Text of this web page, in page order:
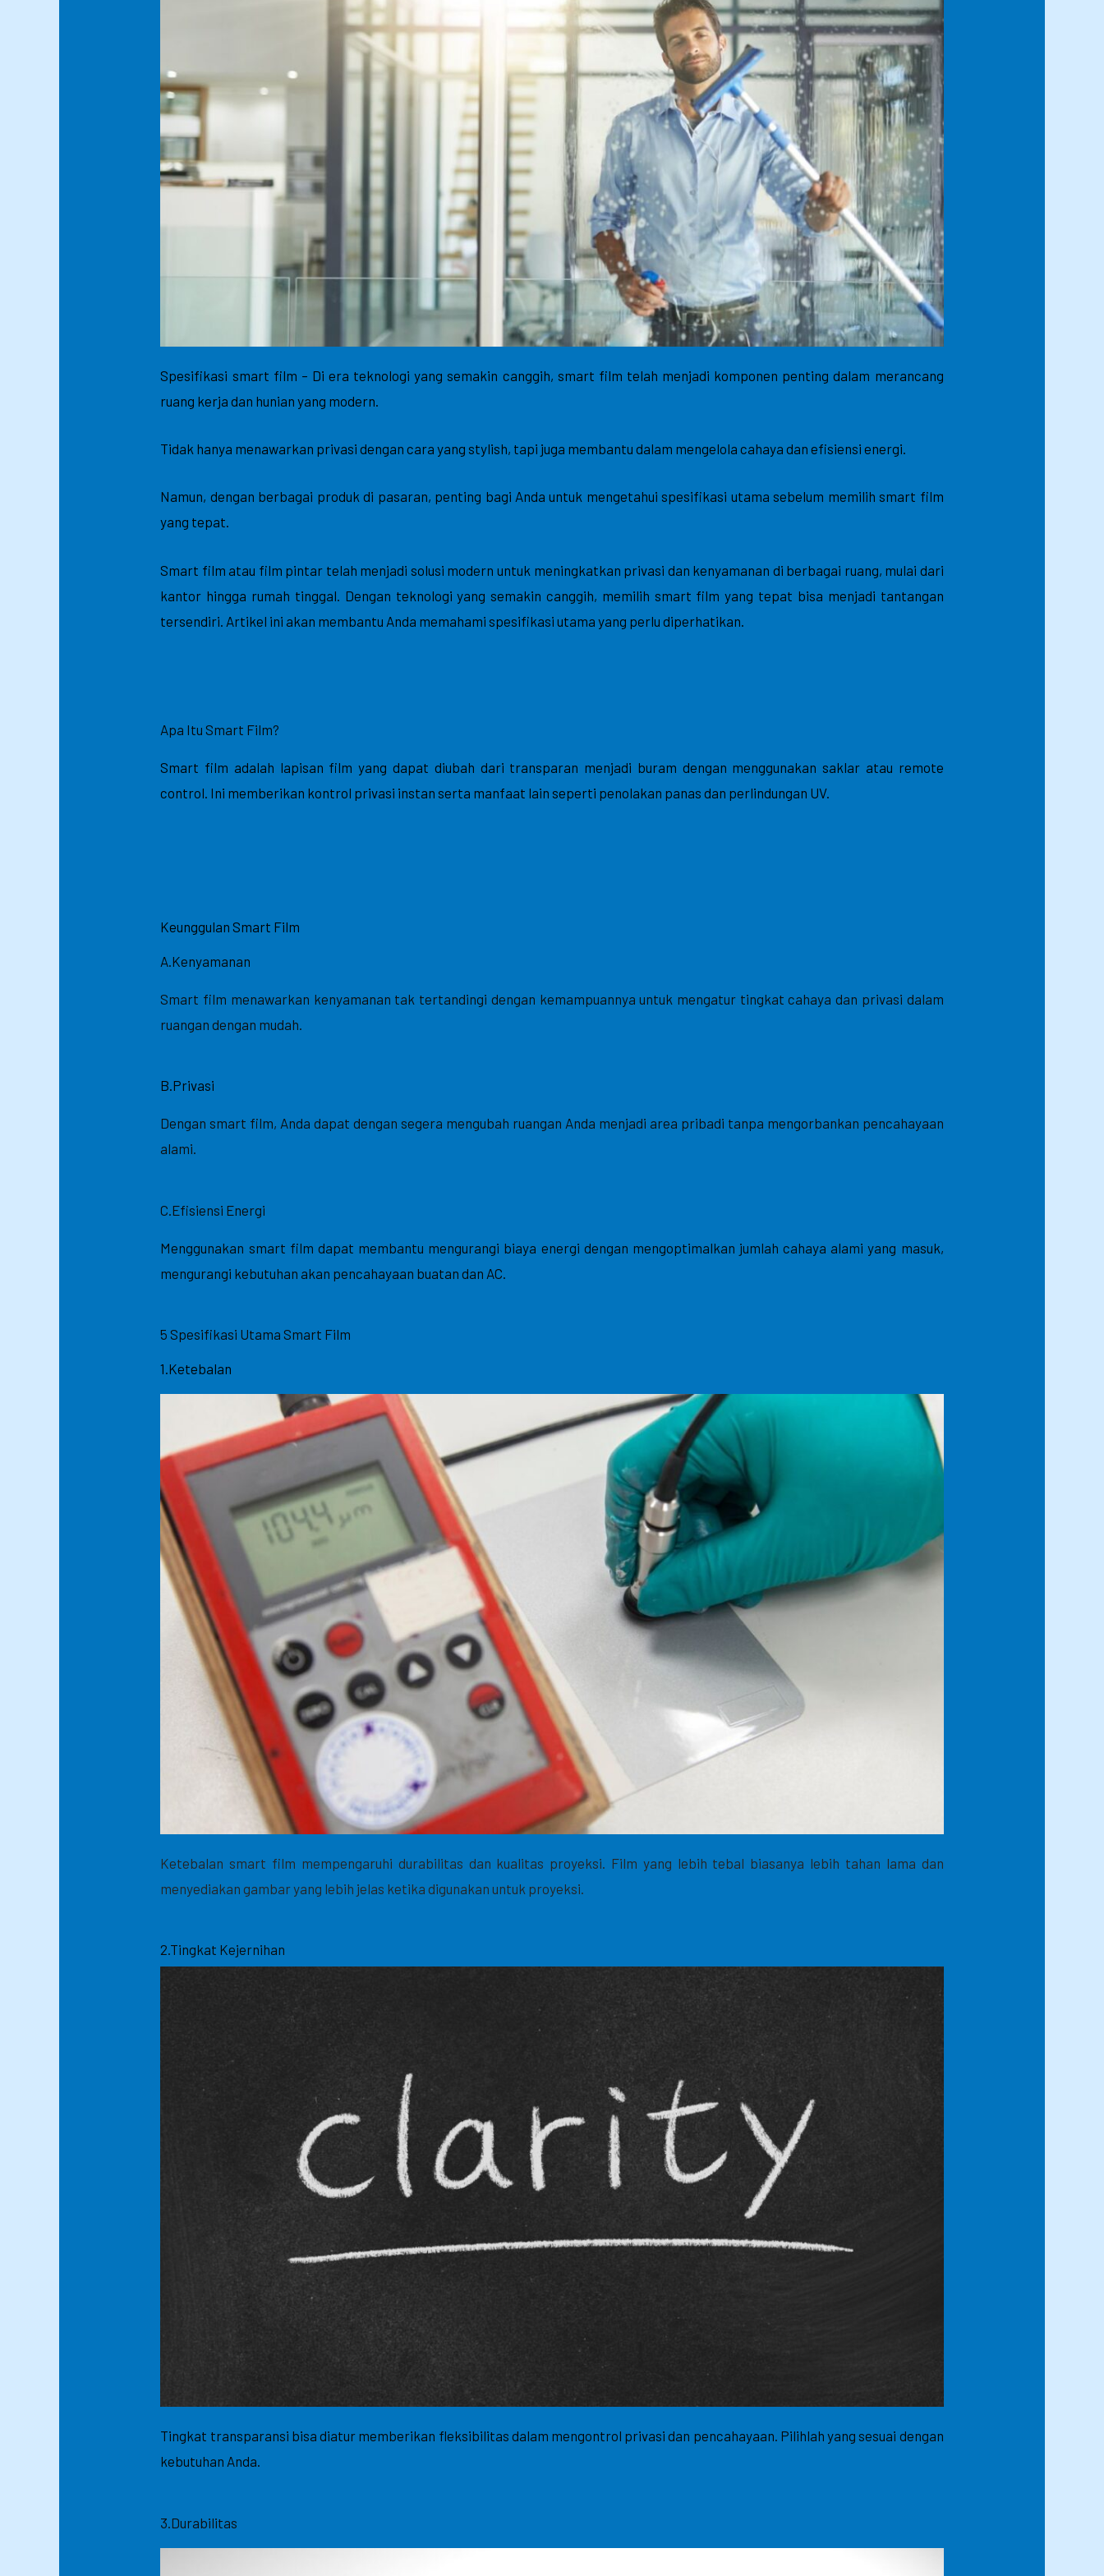
Spesifikasi smart film – Di era teknologi yang semakin canggih, smart film telah menjadi komponen penting dalam merancang
ruang kerja dan hunian yang modern.
Tidak hanya menawarkan privasi dengan cara yang stylish, tapi juga membantu dalam mengelola cahaya dan efisiensi energi.
Namun, dengan berbagai produk di pasaran, penting bagi Anda untuk mengetahui spesifikasi utama sebelum memilih smart film
yang tepat.
Smart film atau film pintar telah menjadi solusi modern untuk meningkatkan privasi dan kenyamanan di berbagai ruang, mulai dari
kantor hingga rumah tinggal. Dengan teknologi yang semakin canggih, memilih smart film yang tepat bisa menjadi tantangan
tersendiri. Artikel ini akan membantu Anda memahami spesifikasi utama yang perlu diperhatikan.
Apa Itu Smart Film?
Smart film adalah lapisan film yang dapat diubah dari transparan menjadi buram dengan menggunakan saklar atau remote
control. Ini memberikan kontrol privasi instan serta manfaat lain seperti penolakan panas dan perlindungan UV.
Keunggulan Smart Film
A.Kenyamanan
Smart film menawarkan kenyamanan tak tertandingi dengan kemampuannya untuk mengatur tingkat cahaya dan privasi dalam
ruangan dengan mudah.
B.Privasi
Dengan smart film, Anda dapat dengan segera mengubah ruangan Anda menjadi area pribadi tanpa mengorbankan pencahayaan
alami.
C.Efisiensi Energi
Menggunakan smart film dapat membantu mengurangi biaya energi dengan mengoptimalkan jumlah cahaya alami yang masuk,
mengurangi kebutuhan akan pencahayaan buatan dan AC.
5 Spesifikasi Utama Smart Film
1.Ketebalan
Ketebalan smart film mempengaruhi durabilitas dan kualitas proyeksi. Film yang lebih tebal biasanya lebih tahan lama dan
menyediakan gambar yang lebih jelas ketika digunakan untuk proyeksi.
2.Tingkat Kejernihan
Tingkat transparansi bisa diatur memberikan fleksibilitas dalam mengontrol privasi dan pencahayaan. Pilihlah yang sesuai dengan
kebutuhan Anda.
3.Durabilitas